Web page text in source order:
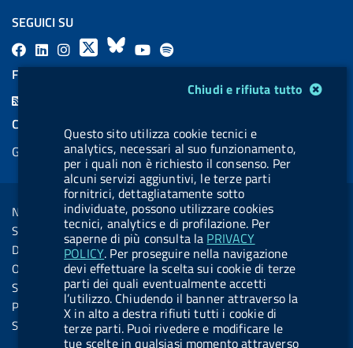
Chiudi e rifiuta tutto
Questo sito utilizza cookie tecnici e
analytics, necessari al suo funzionamento,
per i quali non è richiesto il consenso. Per
alcuni servizi aggiuntivi, le terze parti
fornitrici, dettagliatamente sotto
individuate, possono utilizzare cookies
tecnici, analytics e di profilazione. Per
saperne di più consulta la PRIVACY
POLICY. Per proseguire nella navigazione
devi effettuare la scelta sui cookie di terze
parti dei quali eventualmente accetti
l’utilizzo. Chiudendo il banner attraverso la
X in alto a destra rifiuti tutti i cookie di
terze parti. Puoi rivedere e modificare le
tue scelte in qualsiasi momento attraverso
SEGUICI SU
F
a
L
i
a
l
.
b
u
t
t
o
n
.
i
X
B
l
s
k
y
Y
o
u
b
e
l
a
l
.
b
u
t
t
o
n
.
s
FEED RSS
COOKIES
Gestione cookie
Sezione Link Utili
Note legali
Social Media Policy
Dichiarazione di accessibilità
Obiettivi di accessibilità
Statistiche sito
Privacy
Servizi Online